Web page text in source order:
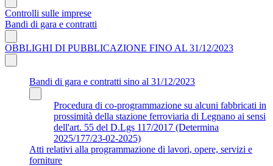
Controlli sulle imprese
Bandi di gara e contratti
OBBLIGHI DI PUBBLICAZIONE FINO AL 31/12/2023
Bandi di gara e contratti sino al 31/12/2023
Procedura di co-programmazione su alcuni fabbricati in
prossimità della stazione ferroviaria di Legnano ai sensi
dell'art. 55 del D.Lgs 117/2017 (Determina
2025/177/23-02-2025)
Atti relativi alla programmazione di lavori, opere, servizi e
forniture